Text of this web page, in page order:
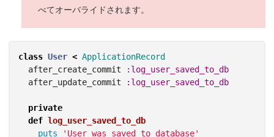
べてオーバライドされます。
class User < ApplicationRecord
after_create_commit
:log_user_saved_to_db
after_update_commit
:log_user_saved_to_db
private
def log_user_saved_to_db
puts
'User was saved to database'